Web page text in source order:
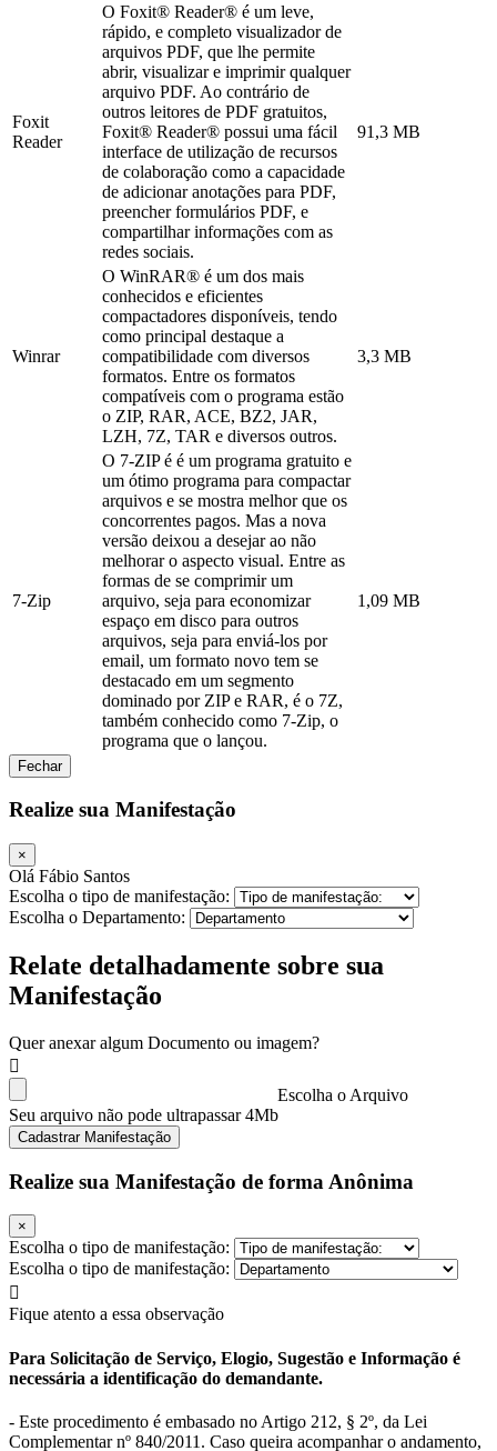
Foxit
Reader
O Foxit® Reader® é um leve,
rápido, e completo visualizador de
arquivos PDF, que lhe permite
abrir, visualizar e imprimir qualquer
arquivo PDF. Ao contrário de
outros leitores de PDF gratuitos,
Foxit® Reader® possui uma fácil
interface de utilização de recursos
de colaboração como a capacidade
de adicionar anotações para PDF,
preencher formulários PDF, e
compartilhar informações com as
redes sociais.
91,3 MB
Winrar
O WinRAR® é um dos mais
conhecidos e eficientes
compactadores disponíveis, tendo
como principal destaque a
compatibilidade com diversos
formatos. Entre os formatos
compatíveis com o programa estão
o ZIP, RAR, ACE, BZ2, JAR,
LZH, 7Z, TAR e diversos outros.
3,3 MB
7-Zip
O 7-ZIP é é um programa gratuito e
um ótimo programa para compactar
arquivos e se mostra melhor que os
concorrentes pagos. Mas a nova
versão deixou a desejar ao não
melhorar o aspecto visual. Entre as
formas de se comprimir um
arquivo, seja para economizar
espaço em disco para outros
arquivos, seja para enviá-los por
email, um formato novo tem se
destacado em um segmento
dominado por ZIP e RAR, é o 7Z,
também conhecido como 7-Zip, o
programa que o lançou.
1,09 MB
Fechar
Realize sua Manifestação
×
Olá Fábio Santos
Escolha o tipo de manifestação:
Escolha o Departamento:
Relate detalhadamente sobre sua
Manifestação
Quer anexar algum Documento ou imagem?
Escolha o Arquivo
Seu arquivo não pode ultrapassar 4Mb
Cadastrar Manifestação
Realize sua Manifestação de forma Anônima
×
Escolha o tipo de manifestação:
Escolha o tipo de manifestação:
Fique atento a essa observação
Para Solicitação de Serviço, Elogio, Sugestão e Informação é
necessária a identificação do demandante.
- Este procedimento é embasado no Artigo 212, § 2º, da Lei
Complementar nº 840/2011. Caso queira acompanhar o andamento,